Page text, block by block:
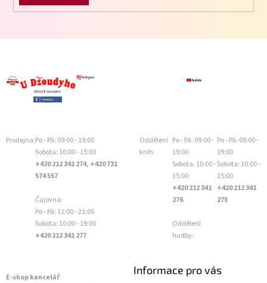
Prodejna:Po - Pá: 09:00 - 19:00
Sobota: 10:00 - 15:00
+420 212 341 274, +420 731
574 557
Čajovna:
Po - Pá: 11:00 - 21:00
Sobota: 10:00 - 19:00
+420 212 341 277
Oddělení
knih:
Po - Pá: 09:00 -
19:00
Sobota: 10:00 -
15:00
+420 212 341
276
Oddělení
hudby:
Po - Pá: 09:00 -
19:00
Sobota: 10:00 -
15:00
+420 212 341
275
E-shop kancelář
Informace pro vás